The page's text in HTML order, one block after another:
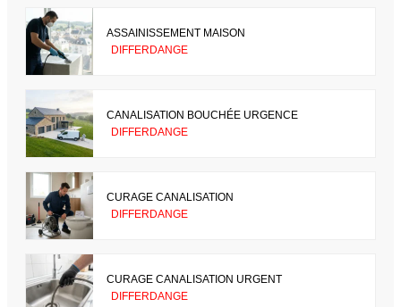
ASSAINISSEMENT MAISON
DIFFERDANGE
CANALISATION BOUCHÉE URGENCE
DIFFERDANGE
CURAGE CANALISATION
DIFFERDANGE
CURAGE CANALISATION URGENT
DIFFERDANGE